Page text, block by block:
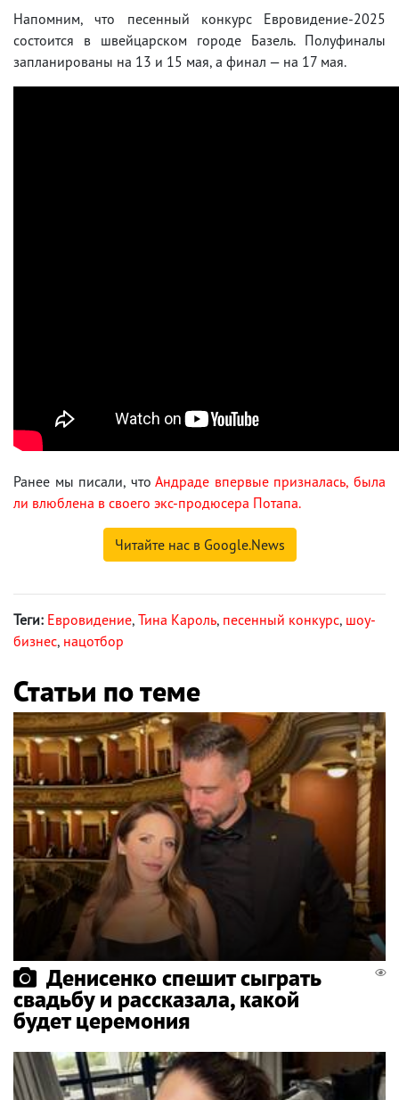
Напомним, что песенный конкурс Евровидение-2025
состоится в швейцарском городе Базель. Полуфиналы
запланированы на 13 и 15 мая, а финал — на 17 мая.
Ранее мы писали, чтоАндраде впервые призналась, была
ли влюблена в своего экс-продюсера Потапа.
Читайте нас в Google.News
Теги: Евровидение, Тина Кароль, песенный конкурс, шоу-
бизнес, нацотбор
Статьи по теме
Денисенко спешит сыграть
свадьбу и рассказала, какой
будет церемония